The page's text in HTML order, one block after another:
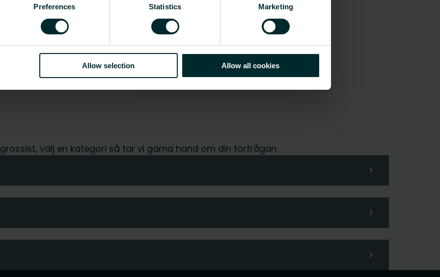
Preferences Statistics Marketing
Allow selection Allow all cookies
välj en kategori så tar vi gärna hand om din förfrågan.